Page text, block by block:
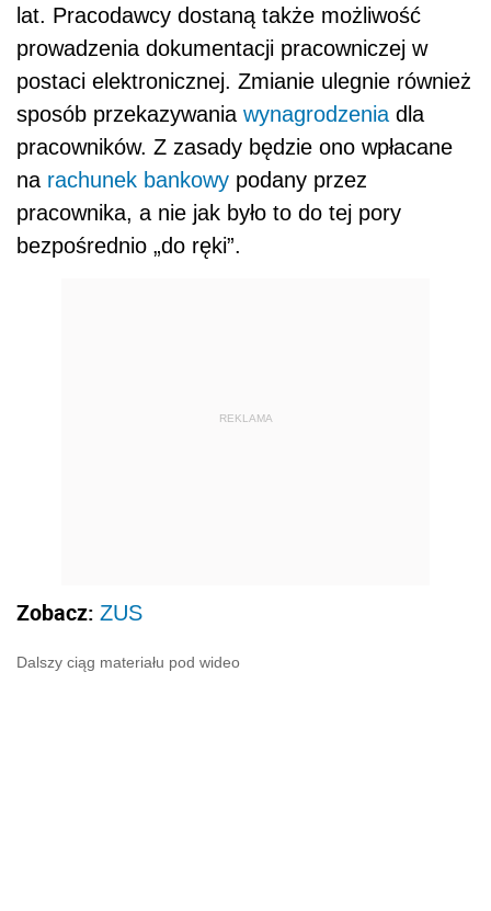
lat. Pracodawcy dostaną także możliwość
prowadzenia dokumentacji pracowniczej w
postaci elektronicznej. Zmianie ulegnie również
sposób przekazywania wynagrodzenia dla
pracowników. Z zasady będzie ono wpłacane
na rachunek bankowy podany przez
pracownika, a nie jak było to do tej pory
bezpośrednio „do ręki”.
REKLAMA
Zobacz: ZUS
Dalszy ciąg materiału pod wideo